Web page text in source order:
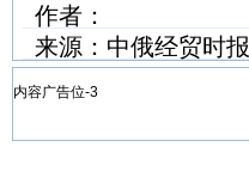
作者：
来源：中俄经贸时报
内容广告位-3